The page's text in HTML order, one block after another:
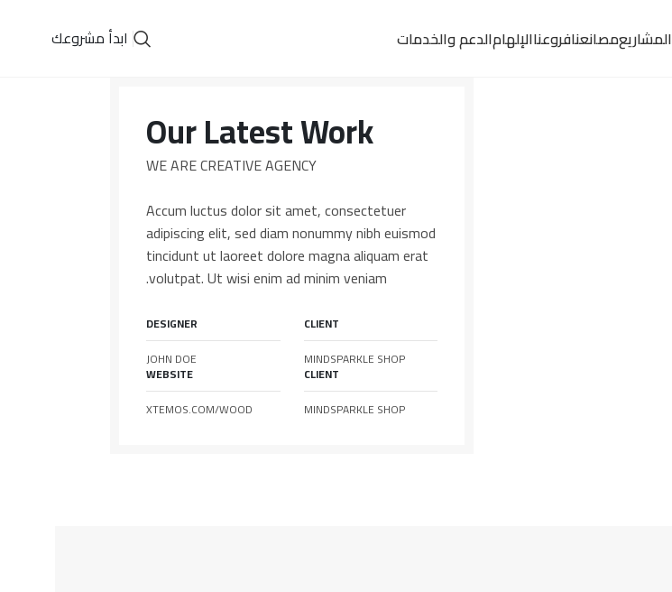
المشاريعمصانعنافروعناالإلهامالدعم والخدمات ابدأ مشروعك
Our Latest Work
WE ARE CREATIVE AGENCY
Accum luctus dolor sit amet, consectetuer
adipiscing elit, sed diam nonummy nibh euismod
tincidunt ut laoreet dolore magna aliquam erat
volutpat. Ut wisi enim ad minim veniam.
CLIENT
MINDSPARKLE SHOP
DESIGNER
JOHN DOE
CLIENT
MINDSPARKLE SHOP
WEBSITE
XTEMOS.COM/WOOD